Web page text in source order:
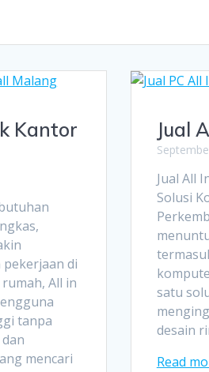
Kantor
di
All in
tanpa
mencari
Jual
Jual All
Solusi
satu
desain
Read